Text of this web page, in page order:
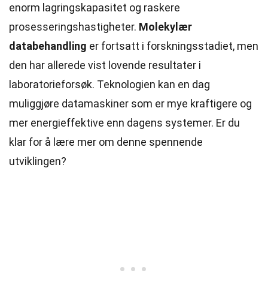
enorm lagringskapasitet og raskere
prosesseringshastigheter. Molekylær
databehandling er fortsatt i forskningsstadiet, men
den har allerede vist lovende resultater i
laboratorieforsøk. Teknologien kan en dag
muliggjøre datamaskiner som er mye kraftigere og
mer energieffektive enn dagens systemer. Er du
klar for å lære mer om denne spennende
utviklingen?